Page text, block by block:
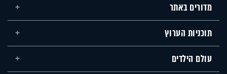
מדורים באתר
תוכניות הערוץ
עולם הילדים